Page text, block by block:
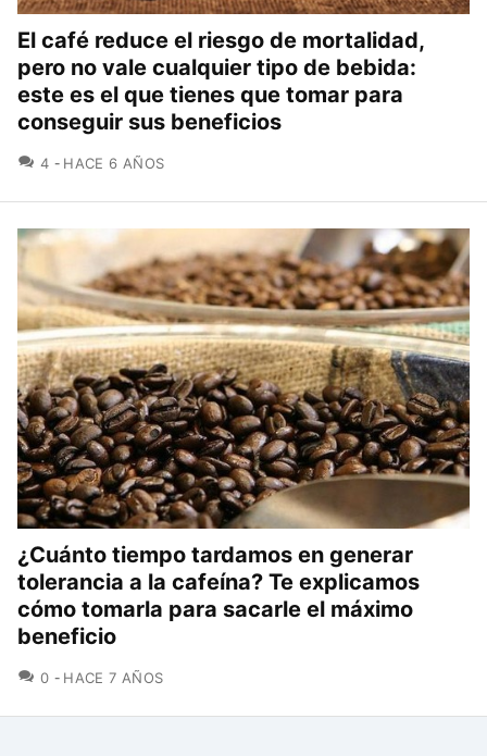
El café reduce el riesgo de mortalidad,
pero no vale cualquier tipo de bebida:
este es el que tienes que tomar para
conseguir sus beneficios
4 COMENTARIOS
HACE 6 AÑOS
¿Cuánto tiempo tardamos en generar
tolerancia a la cafeína? Te explicamos
cómo tomarla para sacarle el máximo
beneficio
0 COMENTARIOS
HACE 7 AÑOS